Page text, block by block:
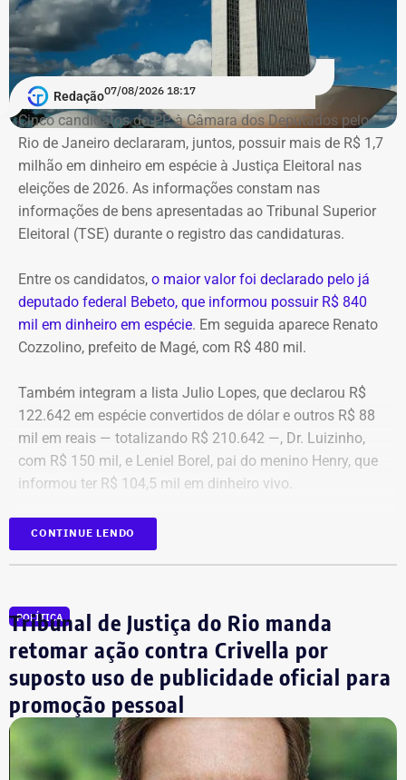
Redação07/08/2026 18:17
Cinco candidatos do PP à Câmara dos Deputados pelo
Rio de Janeiro declararam, juntos, possuir mais de R$ 1,7
milhão em dinheiro em espécie à Justiça Eleitoral nas
eleições de 2026. As informações constam nas
informações de bens apresentadas ao Tribunal Superior
Eleitoral (TSE) durante o registro das candidaturas.
Entre os candidatos, o maior valor foi declarado pelo já
deputado federal Bebeto, que informou possuir R$ 840
mil em dinheiro em espécie. Em seguida aparece Renato
Cozzolino, prefeito de Magé, com R$ 480 mil.
Também integram a lista Julio Lopes, que declarou R$
122.642 em espécie convertidos de dólar e outros R$ 88
mil em reais — totalizando R$ 210.642 —, Dr. Luizinho,
com R$ 150 mil, e Leniel Borel, pai do menino Henry, que
informou ter R$ 104,5 mil em dinheiro vivo.
Candidato
Bebeto
Dr. Luizinho
R$ 150.000,00
Leniel Borel
R$ 104.500,00
*Valor correspondente à soma de R$ 122.642,00 em espécie
convertidos de dólar e R$ 88.000,00 em reais declarados em dinheiro
Os dados são públicos e ficam disponíveis para consulta
CONTINUE LENDO
POLÍTICA
Tribunal de Justiça do Rio manda
retomar ação contra Crivella por
suposto uso de publicidade oficial para
promoção pessoal